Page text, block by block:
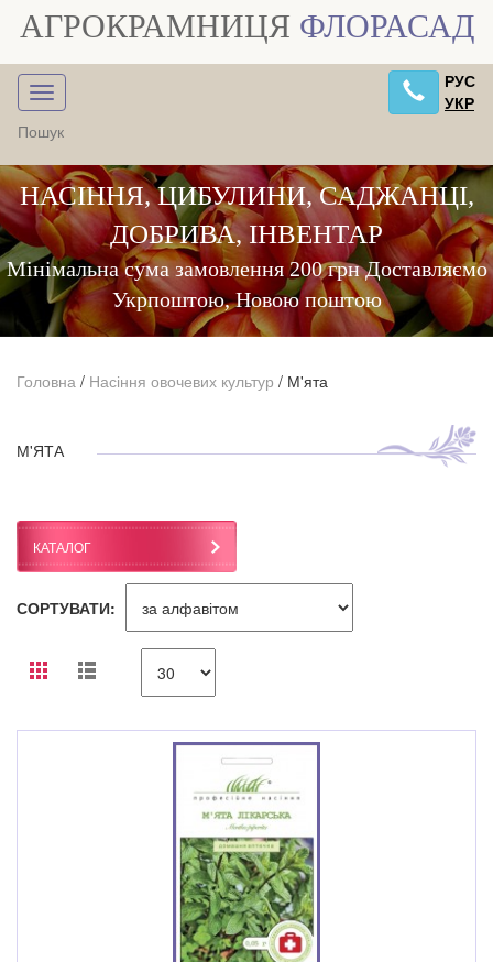
АГРОКРАМНИЦЯ ФЛОРАСАД
РУС
УКР
НАСІННЯ, ЦИБУЛИНИ, САДЖАНЦІ,
ДОБРИВА, ІНВЕНТАР
Мінімальна сума замовлення 200 грн Доставляємо
Укрпоштою, Новою поштою
Головна / Насіння овочевих культур / М'ята
М'ЯТА
КАТАЛОГ
СОРТУВАТИ: